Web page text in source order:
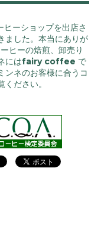
ーショップを出店さ
ました。本当にありが
ヒーの焙煎、卸売り
ネにはfairy coffee で
ンネのお客様に合うコ
ださい。